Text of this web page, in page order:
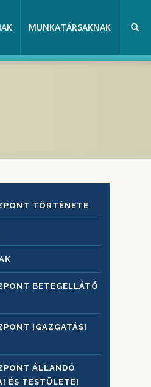
MUNKATÁRSAKNAK
TÖRTÉNETE
BETEGELLÁTÓ
IGAZGATÁSI
ÁLLANDÓ
ÉS TESTÜLETEI